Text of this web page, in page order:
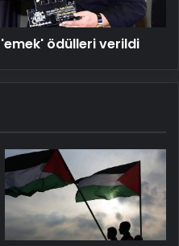
ödülleri verildi